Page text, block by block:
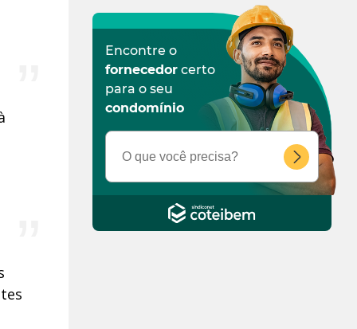
Encontre o
fornecedor certo
para o seu
condomínio